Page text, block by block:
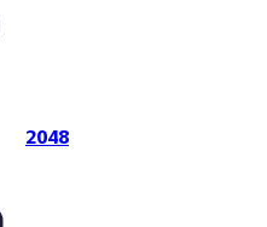
2048